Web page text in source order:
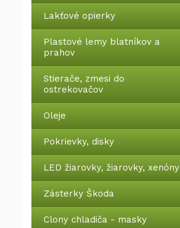
Lakťové opierky
Plastové lemy blatníkov a
prahov
Stierače, zmesi do
ostrekovačov
Oleje
Pokrievky, disky
LED žiarovky, žiarovky, xenóny
Zásterky Škoda
Clony chladiča - masky